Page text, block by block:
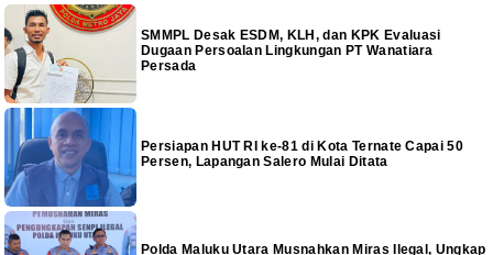
SMMPL Desak ESDM, KLH, dan KPK Evaluasi
Dugaan Persoalan Lingkungan PT Wanatiara
Persada
Persiapan HUT RI ke-81 di Kota Ternate Capai 50
Persen, Lapangan Salero Mulai Ditata
Polda Maluku Utara Musnahkan Miras Ilegal, Ungkap